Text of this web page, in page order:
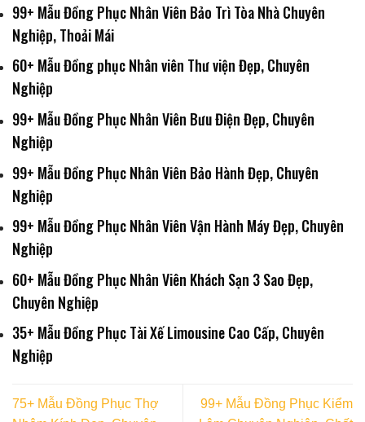
99+ Mẫu Đồng Phục Nhân Viên Bảo Trì Tòa Nhà Chuyên
Nghiệp, Thoải Mái
60+ Mẫu Đồng phục Nhân viên Thư viện Đẹp, Chuyên
Nghiệp
99+ Mẫu Đồng Phục Nhân Viên Bưu Điện Đẹp, Chuyên
Nghiệp
99+ Mẫu Đồng Phục Nhân Viên Bảo Hành Đẹp, Chuyên
Nghiệp
99+ Mẫu Đồng Phục Nhân Viên Vận Hành Máy Đẹp, Chuyên
Nghiệp
60+ Mẫu Đồng Phục Nhân Viên Khách Sạn 3 Sao Đẹp,
Chuyên Nghiệp
35+ Mẫu Đồng Phục Tài Xế Limousine Cao Cấp, Chuyên
Nghiệp
75+ Mẫu Đồng Phục Thợ
99+ Mẫu Đồng Phục Kiểm